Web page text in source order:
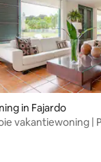
van 4,89 op
in Fajardo
vakantiewoning |